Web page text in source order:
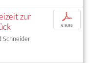
zur
Schneider
p
€ 9,95